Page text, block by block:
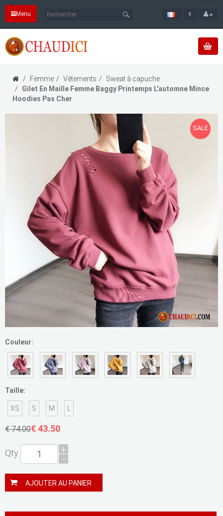
Menu €
Femme Vêtements
Sweat à capuche
Gilet En Maille Femme Baggy Printemps L'automne Mince
Hoodies Pas Cher
SALE
Couleur:
Taille:
XS S M
€ 74.00€ 43.50
Qty +
-
AJOUTER AU PANIER